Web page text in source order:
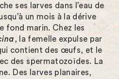
ses larves dans l’eau de
un mois à la dérive
fond marin. Chez les
, la femelle expulse par
contient des œufs, et le
des spermatozoïdes. La
Des larves planaires,